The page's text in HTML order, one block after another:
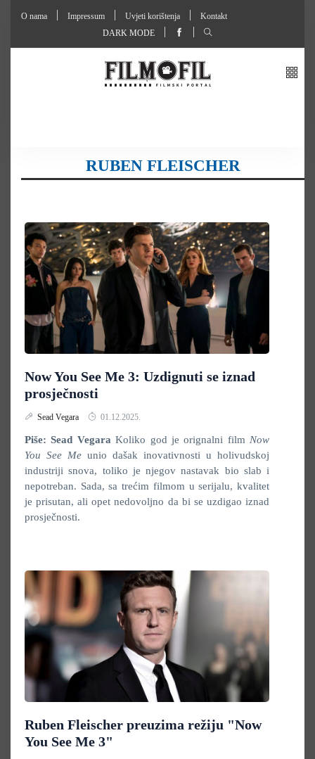
O nama Impressum Uvjeti korištenja
Kontakt
DARK MODE
RUBEN FLEISCHER
Now You See Me 3: Uzdignuti se iznad
prosječnosti
Sead Vegara 01.12.2025.
Piše: Sead Vegara Koliko god je orignalni film Now
You See Me unio dašak inovativnosti u holivudskoj
industriji snova, toliko je njegov nastavak bio slab i
nepotreban. Sada, sa trećim filmom u serijalu, kvalitet
je prisutan, ali opet nedovoljno da bi se uzdigao iznad
prosječnosti.
Ruben Fleischer preuzima režiju "Now
You See Me 3"